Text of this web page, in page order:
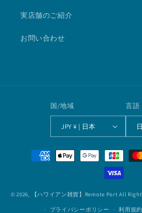
実店舗のご紹介
お問い合わせ
国/地域
JPY ¥ | 日本
言語
法
© 2026, 【ハワイアン雑貨】Remote Port All
プライバシーポリシー 利用規約